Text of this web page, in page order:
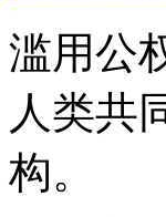
滥用公
人类共
构。